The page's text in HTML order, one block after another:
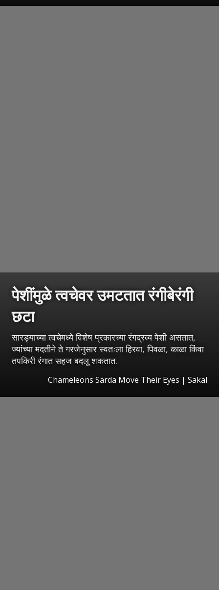
पेशींमुळे त्वचेवर उमटतात रंगीबेरंगी
छटा
सारड्याच्या त्वचेमध्ये विशेष प्रकारच्या रंगद्रव्य पेशी असतात,
ज्यांच्या मदतीने ते गरजेनुसार स्वतःला हिरवा, पिवळा, काळा किंवा
तपकिरी रंगात सहज बदलू शकतात.
Chameleons Sarda Move Their Eyes | Sakal